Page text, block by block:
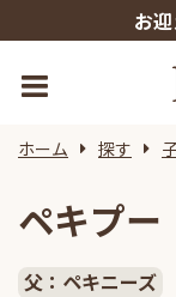
お
ホーム 探す
ペキプー
父：ペキニーズ